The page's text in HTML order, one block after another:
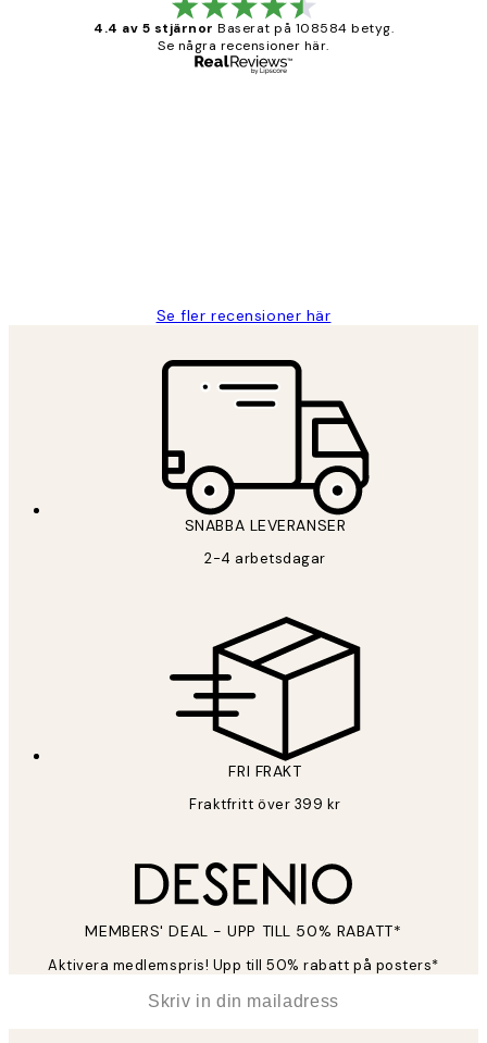
4.4 av 5 stjärnor Baserat på 108584 betyg.
Se några recensioner här.
Se fler recensioner här
SNABBA LEVERANSER
2-4 arbetsdagar
FRI FRAKT
Fraktfritt över 399 kr
MEMBERS' DEAL - UPP TILL 50% RABATT*
Aktivera medlemspris! Upp till 50% rabatt på posters*